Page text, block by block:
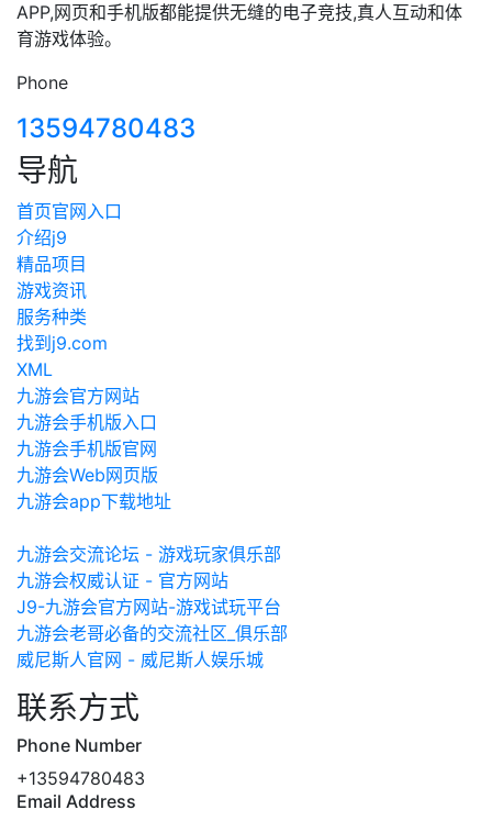
APP,网页和手机版都能提供无缝的电子竞技,真人互动和体
育游戏体验。
Phone
13594780483
导航
首页官网入口
介绍j9
精品项目
游戏资讯
服务种类
找到j9.com
XML
九游会官方网站
九游会手机版入口
九游会手机版官网
九游会Web网页版
九游会app下载地址
九游会交流论坛 - 游戏玩家俱乐部
九游会权威认证 - 官方网站
J9-九游会官方网站-游戏试玩平台
九游会老哥必备的交流社区_俱乐部
威尼斯人官网 - 威尼斯人娱乐城
联系方式
Phone Number
+13594780483
Email Address